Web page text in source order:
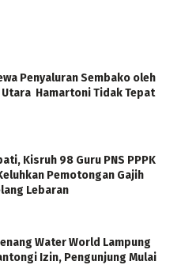
Penyaluran Sembako oleh
Hamartoni Tidak Tepat
Kisruh 98 Guru PNS PPPK
Pemotongan Gajih
Lebaran
Water World Lampung
Izin, Pengunjung Mulai